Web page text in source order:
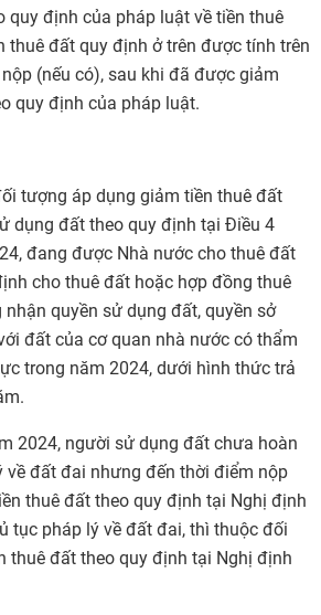
quy định của pháp luật về tiền thuê
thuê đất quy định ở trên được tính trên
(nếu có), sau khi đã được giảm
quy định của pháp luật.
tượng áp dụng giảm tiền thuê đất
dụng đất theo quy định tại Điều 4
đang được Nhà nước cho thuê đất
cho thuê đất hoặc hợp đồng thuê
quyền sử dụng đất, quyền sở
đất của cơ quan nhà nước có thẩm
trong năm 2024, dưới hình thức trả
2024, người sử dụng đất chưa hoàn
về đất đai nhưng đến thời điểm nộp
thuê đất theo quy định tại Nghị định
tục pháp lý về đất đai, thì thuộc đối
thuê đất theo quy định tại Nghị định